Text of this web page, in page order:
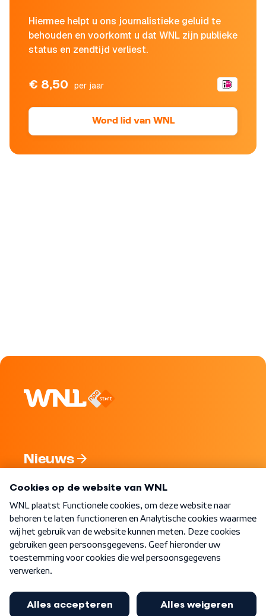
Hiermee helpt u ons journalistieke geluid te
behouden en voorkomt u dat WNL zijn publieke
status en zendtijd verliest.
€ 8,50 per jaar
Word lid van WNL
Nieuws
Nieuwsbrief
Word Lid